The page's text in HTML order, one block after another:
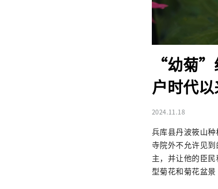
“幼菊”
户时代
2024.11.18
兵库县丹波筱山
寺院外不允许见
主，并让他的臣
型菊花和菊花盆